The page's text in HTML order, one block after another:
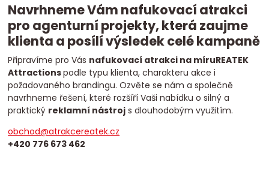
Navrhneme Vám nafukovací atrakci
pro agenturní projekty, která zaujme
klienta a posílí výsledek celé kampaně
Připravíme pro Vás nafukovací atrakci na míruREATEK
Attractionspodle typu klienta, charakteru akce i
požadovaného brandingu. Ozvěte se nám a společně
navrhneme řešení, které rozšíří Vaši nabídku o silný a
praktický reklamní nástroj s dlouhodobým využitím.
obchod@atrakcereatek.cz
+420 776 673 462